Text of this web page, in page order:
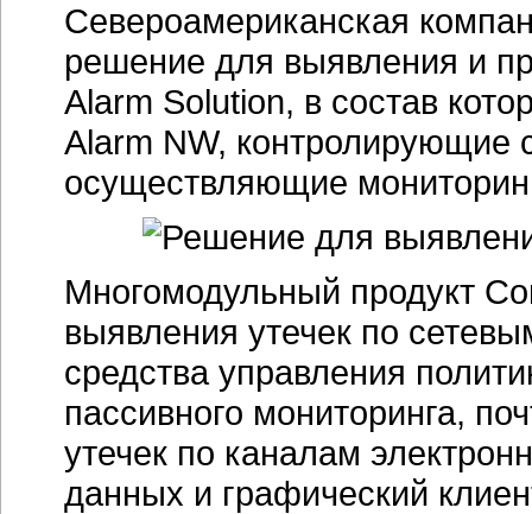
Североамериканская
решение для выявления и
Alarm Solution, в состав
Alarm NW, контролирующие
осуществляющие
Многомодульный продукт
выявления утечек по
средства управления
пассивного мониторинга,
утечек по каналам
данных и графический